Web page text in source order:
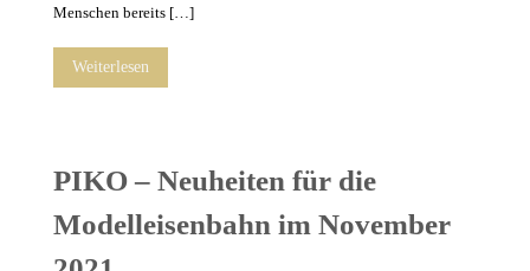
Menschen bereits […]
Weiterlesen
PIKO – Neuheiten für die
Modelleisenbahn im November